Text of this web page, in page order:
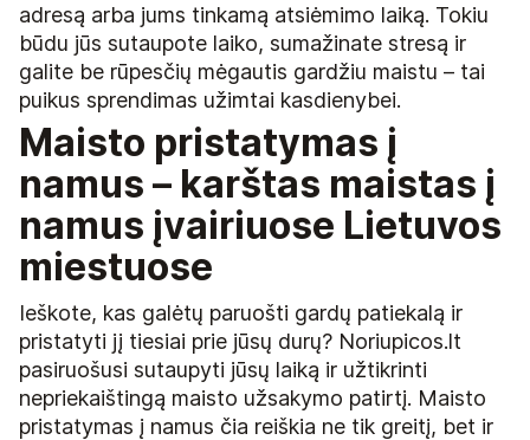
adresą arba jums tinkamą atsiėmimo laiką. Tokiu
būdu jūs sutaupote laiko, sumažinate stresą ir
galite be rūpesčių mėgautis gardžiu maistu – tai
puikus sprendimas užimtai kasdienybei.
Maisto pristatymas į
namus – karštas maistas į
namus įvairiuose Lietuvos
miestuose
Ieškote, kas galėtų paruošti gardų patiekalą ir
pristatyti jį tiesiai prie jūsų durų? Noriupicos.lt
pasiruošusi sutaupyti jūsų laiką ir užtikrinti
nepriekaištingą maisto užsakymo patirtį. Maisto
pristatymas į namus čia reiškia ne tik greitį, bet ir